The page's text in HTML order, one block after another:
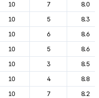
10 7
8.0
10 5
8.3
10 6
8.6
10 5
8.6
10 3
8.5
10 4
8.8
10 7
8.2